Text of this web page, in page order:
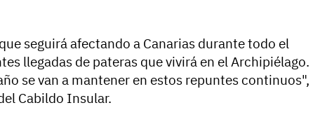
seguirá afectando a Canarias durante todo el
llegadas de pateras que vivirá en el Archipiélago.
se van a mantener en estos repuntes continuos",
Cabildo Insular.